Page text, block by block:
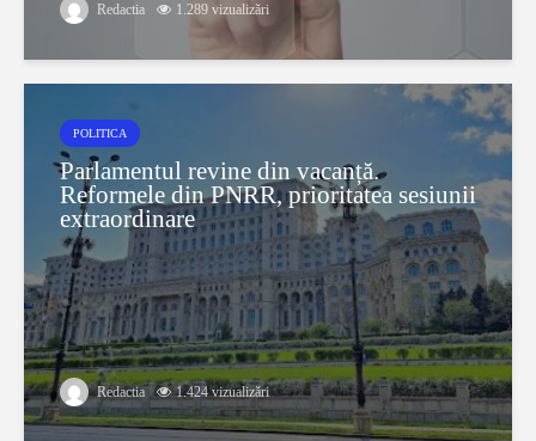
Redactia 1.289 vizualizări
POLITICA
Parlamentul revine din vacanță.
Reformele din PNRR, prioritatea sesiunii
extraordinare
Redactia 1.424 vizualizări